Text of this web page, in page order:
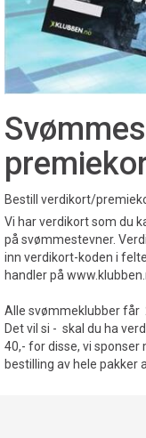
Bestill verdikort/
Vi har verdikort som du
på svømmestevner.
inn verdikort-koden i
handler på
Alle svømmeklubber får
Det vil si - skal du ha
40,- for disse, vi sponser
bestilling av hele pakker